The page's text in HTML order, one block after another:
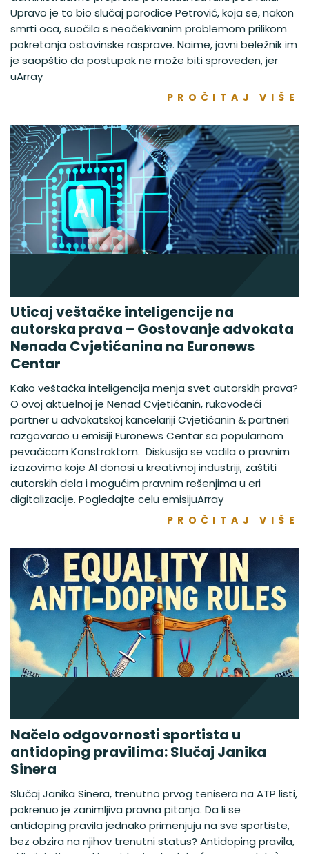
Upravo je to bio slučaj porodice Petrović, koja se, nakon
smrti oca, suočila s neočekivanim problemom prilikom
pokretanja ostavinske rasprave. Naime, javni beležnik im
je saopštio da postupak ne može biti sproveden, jer
uArray
PROČITAJ VIŠE
Uticaj veštačke inteligencije na
autorska prava – Gostovanje advokata
Nenada Cvjetićanina na Euronews
Centar
Kako veštačka inteligencija menja svet autorskih prava?
O ovoj aktuelnoj je Nenad Cvjetićanin, rukovodeći
partner u advokatskoj kancelariji Cvjetićanin & partneri
razgovarao u emisiji Euronews Centar sa popularnom
pevačicom Konstraktom. Diskusija se vodila o pravnim
izazovima koje AI donosi u kreativnoj industriji, zaštiti
autorskih dela i mogućim pravnim rešenjima u eri
digitalizacije. Pogledajte celu emisijuArray
PROČITAJ VIŠE
Načelo odgovornosti sportista u
antidoping pravilima: Slučaj Janika
Sinera
Slučaj Janika Sinera, trenutno prvog tenisera na ATP listi,
pokrenuo je zanimljiva pravna pitanja. Da li se
antidoping pravila jednako primenjuju na sve sportiste,
bez obzira na njihov trenutni status? Antidoping pravila,